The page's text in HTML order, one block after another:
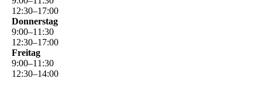
12:30–17:00
Donnerstag
9:00–11 :30
12:30–17:00
Freitag
9:00–11 :30
12:30–14:00